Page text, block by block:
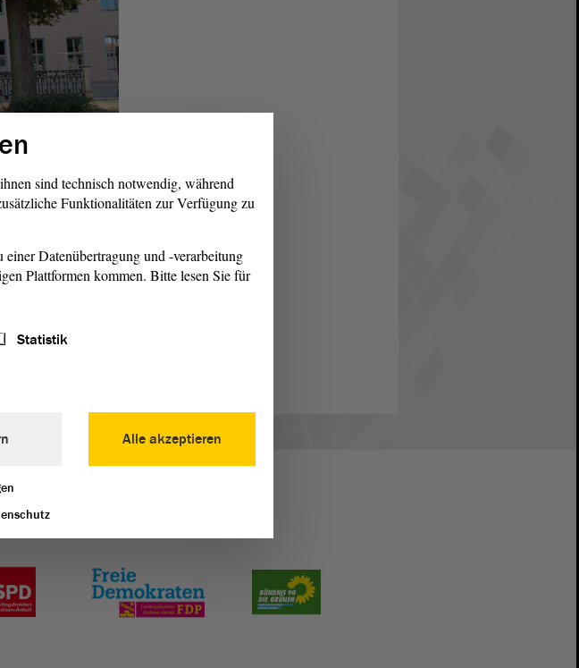
ihrer
wegen ihres
sind technisch notwendig, während
Funktionalitäten zur Verfügung zu
Datenübertragung und -verarbeitung
Plattformen kommen. Bitte lesen Sie für
Statistik
Alle akzeptieren